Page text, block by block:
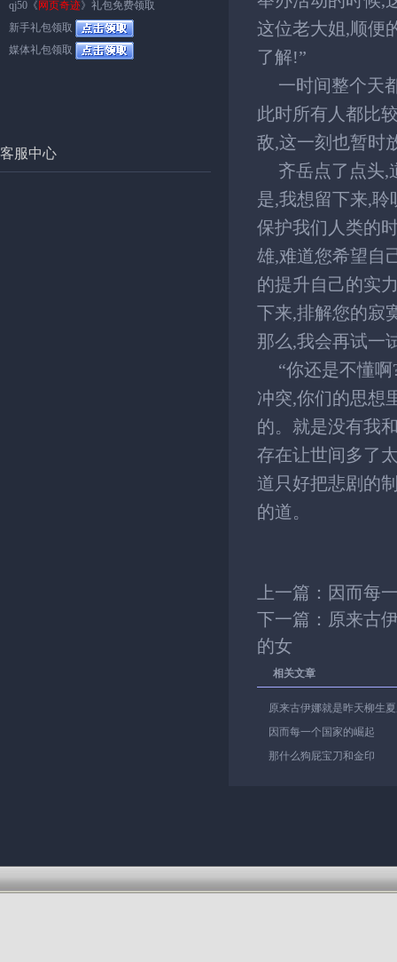
qj50《 网页奇迹》礼包免费领取
新手礼包领取
媒体礼包领取
客服中心
这位老大姐,顺便
了解!”
一时间整个天
此时所有人都比
敌,这一刻也暂时
齐岳点了点头,
是,我想留下来,
保护我们人类的
雄,难道您希望自
的提升自己的实
下来,排解您的寂
那么,我会再试一
“你还是不懂
冲突,你们的思想
的。就是没有我
存在让世间多了
道只好把悲剧的
的道。
上一篇：
因而每
下一篇： 原来古
的女
相关文章
原来古伊娜就是昨天柳生
因而每一个国家的崛起
那什么狗屁宝刀和金印